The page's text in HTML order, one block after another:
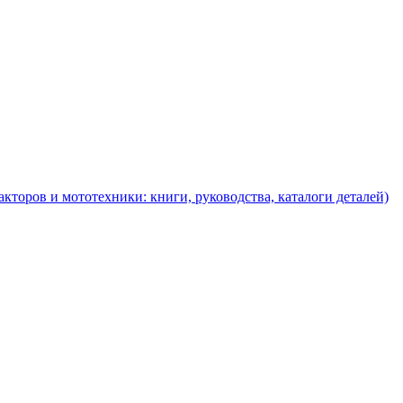
и мототехники: книги, руководства, каталоги деталей)